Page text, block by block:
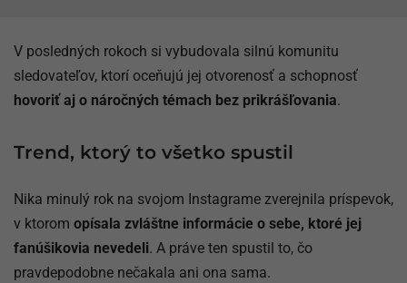
V posledných rokoch si vybudovala silnú komunitu
sledovateľov, ktorí oceňujú jej otvorenosť a schopnosť
hovoriť aj o náročných témach bez prikrášľovania.
Trend, ktorý to všetko spustil
Nika minulý rok na svojom Instagrame zverejnila príspevok,
v ktorom opísala zvláštne informácie o sebe, ktoré jej
fanúšikovia nevedeli. A práve ten spustil to, čo
pravdepodobne nečakala ani ona sama.